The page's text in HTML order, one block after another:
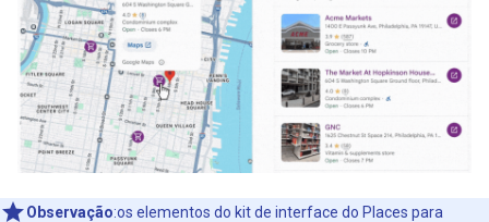
Observação:os elementos do kit de interface do Places para